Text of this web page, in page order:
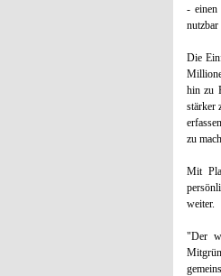
- einen
nutzbar
Die
hin zu
stärker
zu
Mit
weiter.
"Der